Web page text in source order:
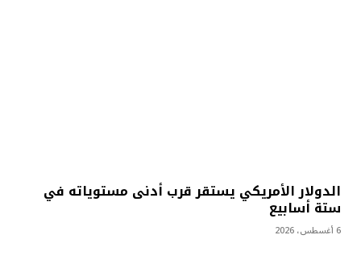
الدولار الأمريكي يستقر قرب أدنى مستوياته في
ستة أسابيع
6 أغسطس، 2026